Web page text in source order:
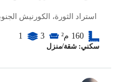
استراد الثورة، الكورنيش
160 م² 3
1
سكني: شقة/منزل